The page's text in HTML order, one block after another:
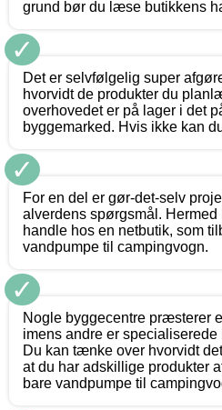
grund bør du læse butikkens
✓
Det er selvfølgelig super
hvorvidt de produkter du
overhovedet er på lager i det
byggemarked. Hvis ikke kan
✓
For en del er gør-det-selv
alverdens spørgsmål.
handle hos en netbutik, som
vandpumpe til campingvogn.
✓
Nogle byggecentre præsterer
imens andre er
Du kan tænke over hvorvidt
at du har adskillige produkter
bare vandpumpe til